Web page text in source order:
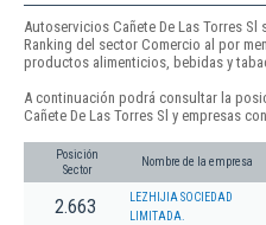
Autoservicios Cañete De Las Torres Sl
Ranking del sector Comercio al por
productos alimenticios, bebidas y
A continuación podrá consultar la
Cañete De Las Torres Sl y empresas
Posición
Sector
Nombre de la empresa
2.663
LEZHIJIA SOCIEDAD
LIMITADA.